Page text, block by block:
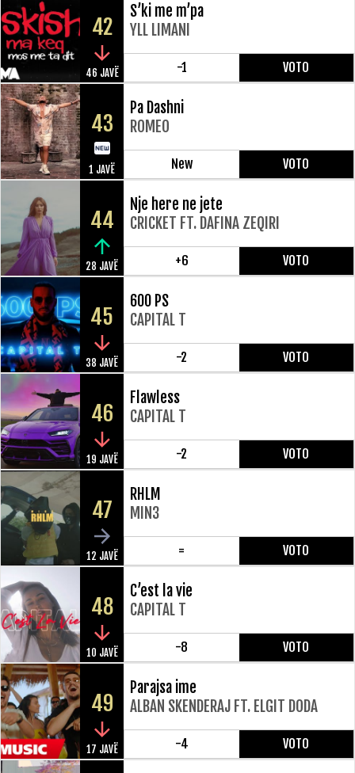
42
46 JAVË
S’ki me m’pa
YLL LIMANI
-1 VOTO
43
1 JAVË
Pa Dashni
ROMEO
New VOTO
44
28 JAVË
Nje here ne jete
CRICKET FT. DAFINA ZEQIRI
+6 VOTO
45
38 JAVË
600 PS
CAPITAL T
-2 VOTO
46
19 JAVË
Flawless
CAPITAL T
-2 VOTO
47
12 JAVË
RHLM
MIN3
= VOTO
48
10 JAVË
C’est la vie
CAPITAL T
-8 VOTO
49
17 JAVË
Parajsa ime
ALBAN SKENDERAJ FT. ELGIT DODA
-4 VOTO